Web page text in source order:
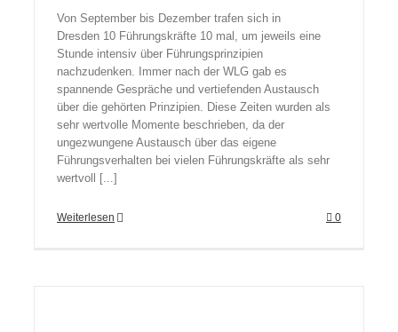
Von September bis Dezember trafen sich in
Dresden 10 Führungskräfte 10 mal, um jeweils eine
Stunde intensiv über Führungsprinzipien
nachzudenken. Immer nach der WLG gab es
spannende Gespräche und vertiefenden Austausch
über die gehörten Prinzipien. Diese Zeiten wurden als
sehr wertvolle Momente beschrieben, da der
ungezwungene Austausch über das eigene
Führungsverhalten bei vielen Führungskräfte als sehr
wertvoll [...]
Weiterlesen 0